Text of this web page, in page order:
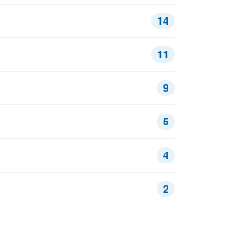
14
11
9
5
4
2